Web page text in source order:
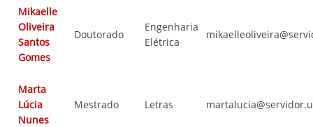
Mikaelle
Oliveira
Santos
Gomes
Doutorado
Engenharia
Elétrica
Marta
Lúcia
Nunes
Mestrado Letras